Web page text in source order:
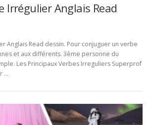
Irrégulier Anglais Read
Anglais Read dessin. Pour conjuguer un verbe
et aux différents. 3ème personne du
Les Principaux Verbes Irreguliers Superprof
…